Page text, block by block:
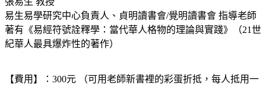
易生易學研究中心負責人、貞明讀書會/覺明讀書會 指導老師
著有《易經符號詮釋學：當代華人格物的理論與實踐》（21世
紀華人最具爆炸性的著作）
【費用】：300元 （可用老師新書裡的彩蛋折抵，每人抵用一